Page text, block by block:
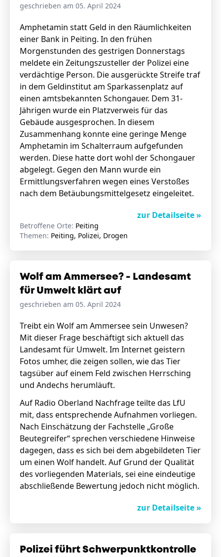
geschrieben am 05. April 2024
Amphetamin statt Geld in den Räumlichkeiten
einer Bank in Peiting. In den frühen
Morgenstunden des gestrigen Donnerstags
meldete ein Zeitungszusteller der Polizei eine
verdächtige Person. Die ausgerückte Streife traf
in dem Geldinstitut am Sparkassenplatz auf
einen amtsbekannten Schongauer. Dem 31-
Jährigen wurde ein Platzverweis für das
Gebäude ausgesprochen. In diesem
Zusammenhang konnte eine geringe Menge
Amphetamin im Schalterraum aufgefunden
werden. Diese hatte dort wohl der Schongauer
abgelegt. Gegen den Mann wurde ein
Ermittlungsverfahren wegen eines Verstoßes
nach dem Betäubungsmittelgesetz eingeleitet.
zur Detailseite »
Betroffene Orte: Peiting
Themen: Peiting, Polizei, Drogen
Wolf am Ammersee? - Landesamt
für Umwelt klärt auf
geschrieben am 05. April 2024
Treibt ein Wolf am Ammersee sein Unwesen?
Mit dieser Frage beschäftigt sich aktuell das
Landesamt für Umwelt. Im Internet geistern
Fotos umher, die zeigen sollen, wie das Tier
tagsüber auf einem Feld zwischen Herrsching
und Andechs herumläuft.
Auf Radio Oberland Nachfrage teilte das LfU
mit, dass entsprechende Aufnahmen vorliegen.
Nach Einschätzung der Fachstelle „Große
Beutegreifer“ sprechen verschiedene Hinweise
dagegen, dass es sich bei dem abgebildeten Tier
um einen Wolf handelt. Auf Grund der Qualität
des vorliegenden Materials, sei eine eindeutige
abschließende Bewertung jedoch nicht möglich.
zur Detailseite »
Polizei führt Schwerpunktkontrolle